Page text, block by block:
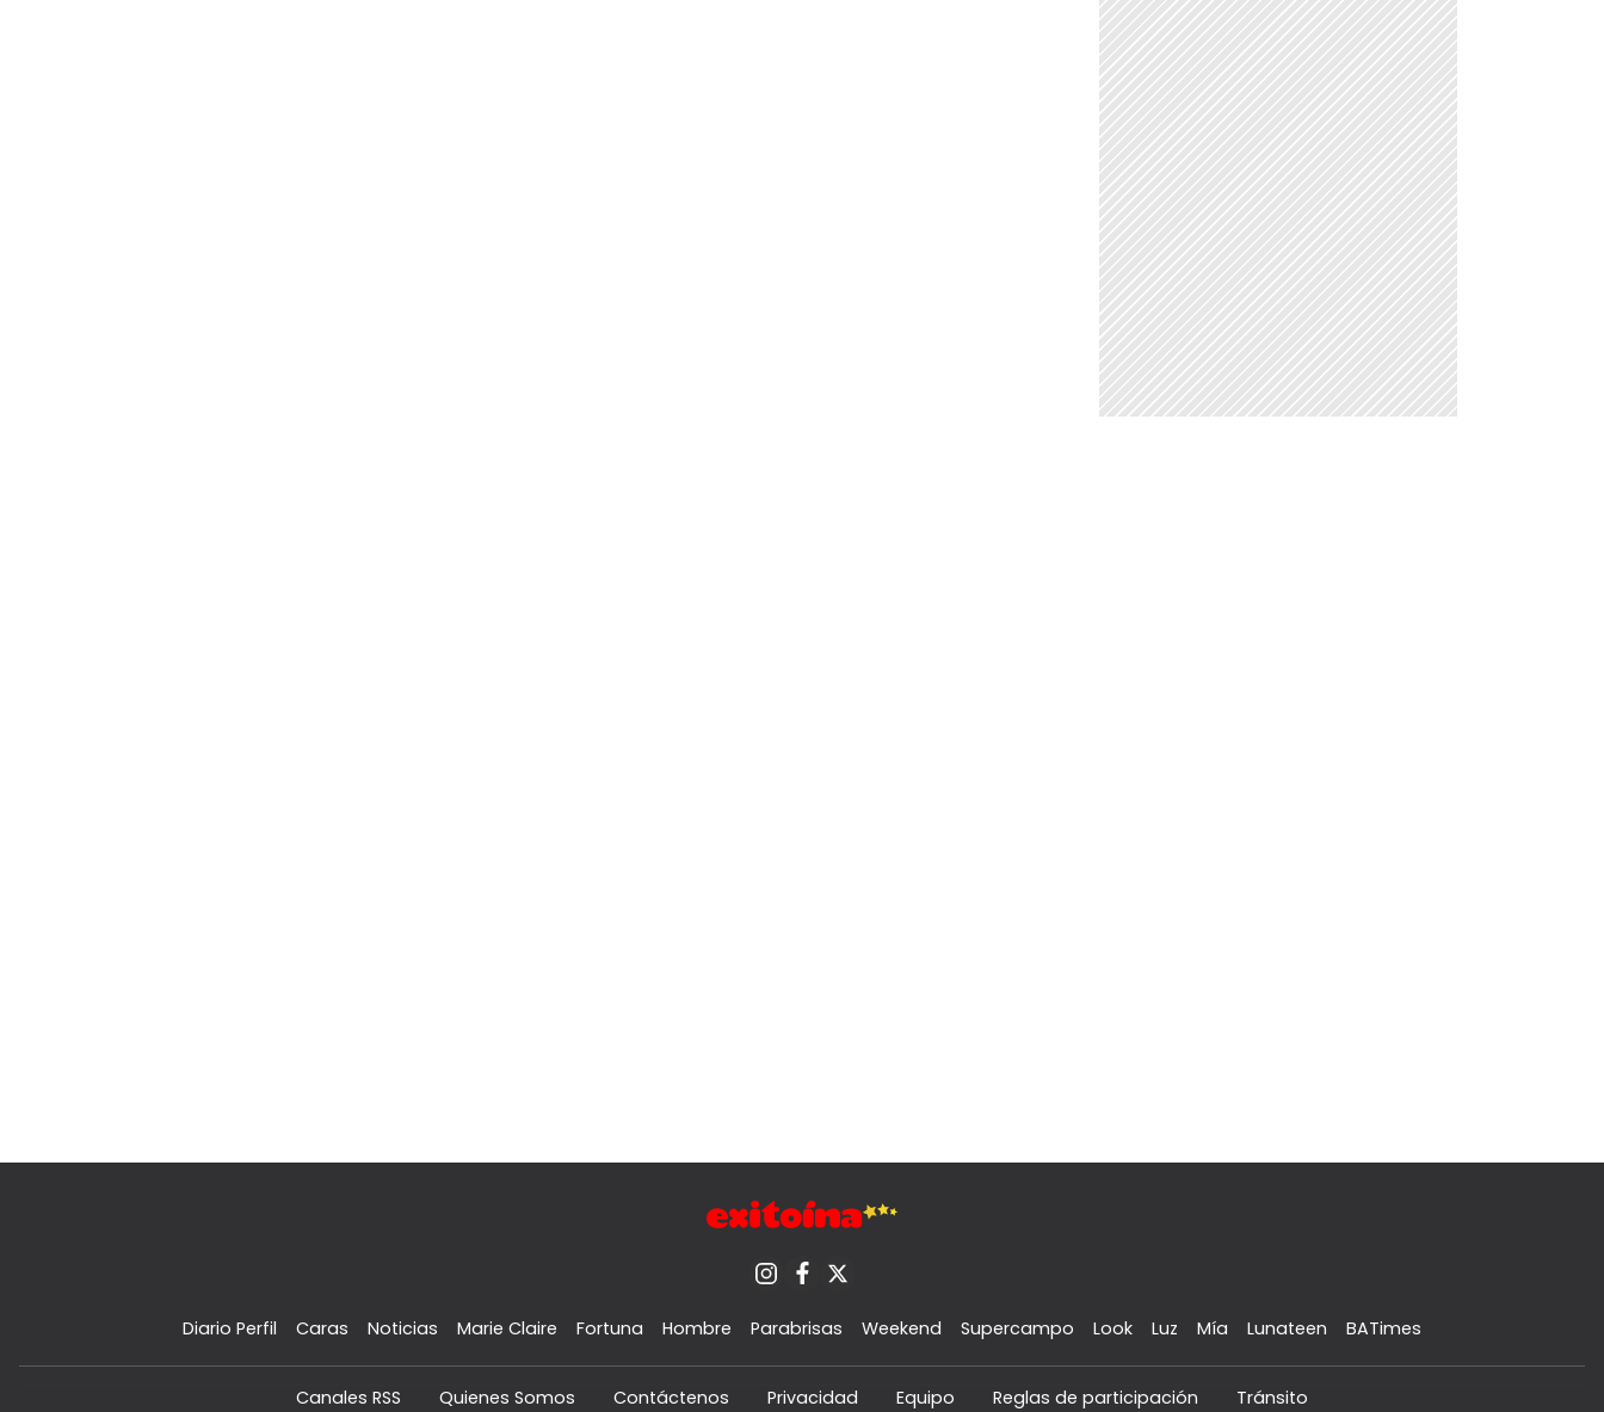
Diario Perfil Caras Noticias Marie Claire Fortuna Hombre Parabrisas Weekend Supercampo Look Luz Mía Lunateen BATimes
Canales RSS Quienes Somos Contáctenos Privacidad Equipo Reglas de participación Tránsito